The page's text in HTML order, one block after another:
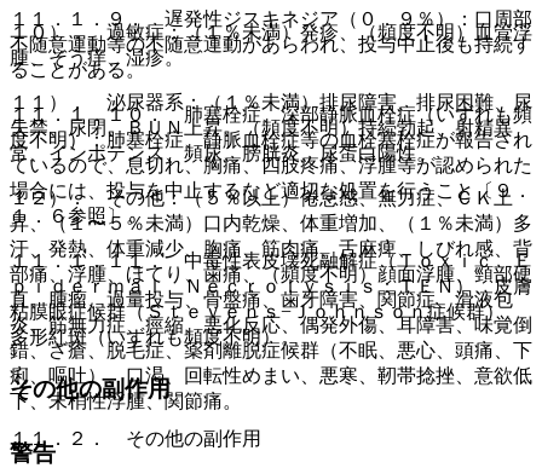
１０）． 過敏症：（１％未満）発疹、（頻度不明）血管浮
腫、そう痒、湿疹。
１１）． 泌尿器系：（１％未満）排尿障害、排尿困難、尿
失禁、尿閉、ＢＵＮ上昇、（頻度不明）持続勃起、射精異
常、インポテンス、頻尿、膀胱炎、尿蛋白陽性。
１２）． その他：（５％以上）倦怠感、無力症、ＣＫ上
昇、（１〜５％未満）口内乾燥、体重増加、（１％未満）多
汗、発熱、体重減少、胸痛、筋肉痛、舌麻痺、しびれ感、背
部痛、浮腫、ほてり、歯痛、（頻度不明）顔面浮腫、頸部硬
直、腫瘤、過量投与、骨盤痛、歯牙障害、関節症、滑液包
炎、筋無力症、痙縮、悪化反応、偶発外傷、耳障害、味覚倒
錯、ざ瘡、脱毛症、薬剤離脱症候群（不眠、悪心、頭痛、下
痢、嘔吐）、口渇、回転性めまい、悪寒、靭帯捻挫、意欲低
下、末梢性浮腫、関節痛。
警告
１１．１．９． 遅発性ジスキネジア（０．９％）：口周部
不随意運動等の不随意運動があらわれ、投与中止後も持続す
ることがある。
１１．１．１０． 肺塞栓症、深部静脈血栓症（いずれも頻
度不明）：肺塞栓症、静脈血栓症等の血栓塞栓症が報告され
ているので、息切れ、胸痛、四肢疼痛、浮腫等が認められた
場合には、投与を中止するなど適切な処置を行うこと〔９．
１．６参照〕。
１１．１．１１． 中毒性表皮壊死融解症（Ｔｏｘｉｃ Ｅ
ｐｉｄｅｒｍａｌ Ｎｅｃｒｏｌｙｓｉｓ：ＴＥＮ）、皮膚
粘膜眼症候群（Ｓｔｅｖｅｎｓ−Ｊｏｈｎｓｏｎ症候群）、
多形紅斑（いずれも頻度不明）。
その他の副作用
１１．２． その他の副作用